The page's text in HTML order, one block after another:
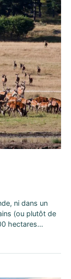
ni dans un
(ou plutôt de
hectares…